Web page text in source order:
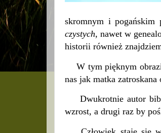
skromnym i pogańskim
czystych, nawet w
historii również
W tym pięknym
nas jak matka
Dwukrotnie autor
wzrost, a drugi raz by